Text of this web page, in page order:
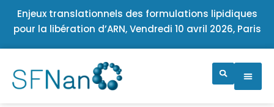
Enjeux translationnels des formulations lipidiques
pour la libération d’ARN, Vendredi 10 avril 2026, Paris